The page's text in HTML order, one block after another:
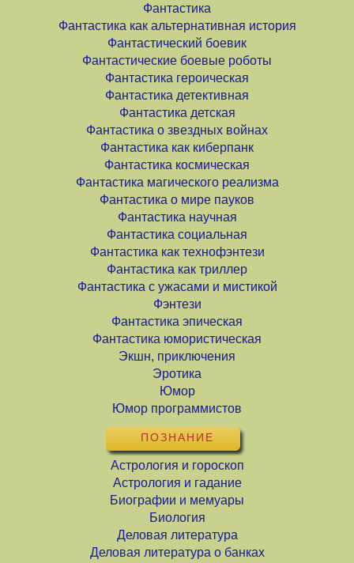
Фантастика
Фантастика как альтернативная история
Фантастический боевик
Фантастические боевые роботы
Фантастика героическая
Фантастика детективная
Фантастика детская
Фантастика о звездных войнах
Фантастика как киберпанк
Фантастика космическая
Фантастика магического реализма
Фантастика о мире пауков
Фантастика научная
Фантастика социальная
Фантастика как технофэнтези
Фантастика как триллер
Фантастика с ужасами и мистикой
Фэнтези
Фантастика эпическая
Фантастика юмористическая
Экшн, приключения
Эротика
Юмор
Юмор программистов
ПОЗНАНИЕ
Астрология и гороскоп
Астрология и гадание
Биографии и мемуары
Биология
Деловая литература
Деловая литература о банках